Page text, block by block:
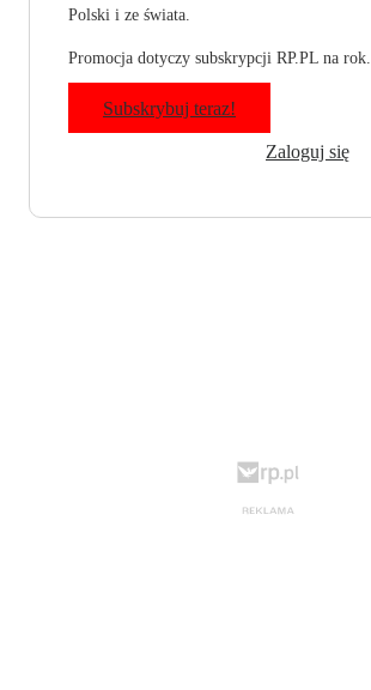
Polski i ze świata.
Promocja dotyczy subskrypcji RP.PL na rok.
Subskrybuj teraz!
Zaloguj się